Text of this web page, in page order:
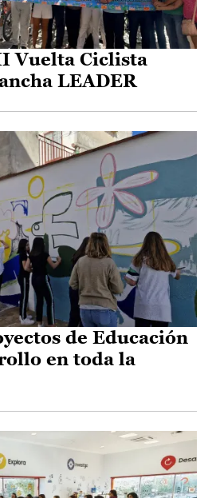
Vuelta Ciclista
LEADER
de Educación
en toda la